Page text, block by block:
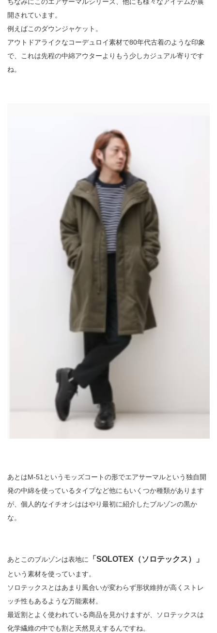
開されています。
例えばこのダウンジャケット。
アウトドアライクなコーデュロイ素材で80年代古着のような印象
で、これは先程の中綿アウターよりもう少しカジュアル寄りです
ね。
あとはM-51というモッズコートの形でエアサーマルという独自開
発の中綿を使っているタイプなど他にもいくつか種類があります
が、個人的なイチオシははやり最初に紹介したブルゾンの黒か
な。
あとこのブルゾンは表地に 「SOLOTEX（ソロテックス）」
という素材を使っています。
ソロテックスとはあまり風合いが変わらず形状維持が高くストレ
ッチ性もあるような万能素材。
最近割とよく使われている商品を見かけますが、ソロテックスは
化学繊維の中でも割と天然見えするんですね。